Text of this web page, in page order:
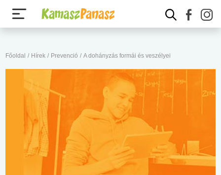
Főoldal / Hírek / Prevenció / A dohányzás formái és veszélyei